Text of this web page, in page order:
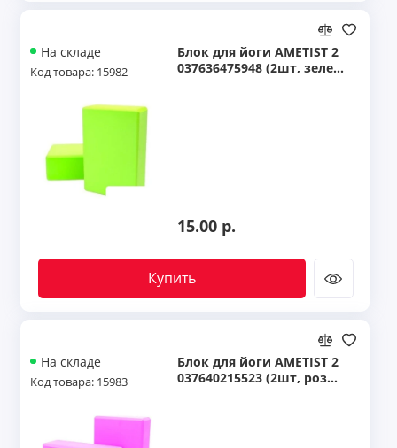
На складе
Код товара: 15982
Блок для йоги AMETIST 2
037636475948 (2шт, зелен
15.00 р.
Купить
На складе
Код товара: 15983
Блок для йоги AMETIST 2
037640215523 (2шт, розов